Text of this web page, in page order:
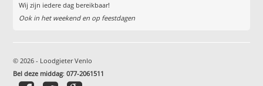
Wij zijn iedere dag bereikbaar!
Ook in het weekend en op feestdagen
© 2026 - Loodgieter Venlo
Bel deze middag:077-2061511